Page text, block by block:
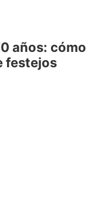
años: cómo
festejos